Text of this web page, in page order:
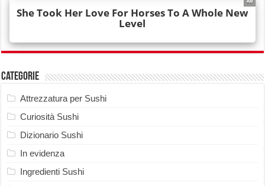
Categorie
Attrezzatura per Sushi
Curiosità Sushi
Dizionario Sushi
In evidenza
Ingredienti Sushi